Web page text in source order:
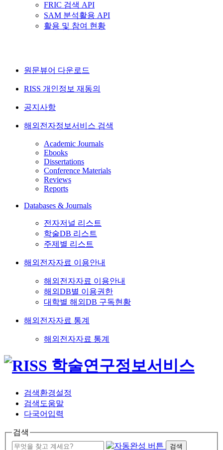
FRIC 검색 API
SAM 분석활용 API
활용 및 참여 현황
원문뷰어 다운로드
RISS 개인정보 재동의
공지사항
해외전자정보서비스 검색
Academic Journals
Ebooks
Dissertations
Conference Materials
Reviews
Reports
Databases & Journals
전자저널 리스트
학술DB 리스트
주제별 리스트
해외전자자료 이용안내
해외전자자료 이용안내
해외DB별 이용권한
대학별 해외DB 구독현황
해외전자자료 통계
해외전자자료 통계
검색환경설정
검색도움말
다국어입력
검색
검색